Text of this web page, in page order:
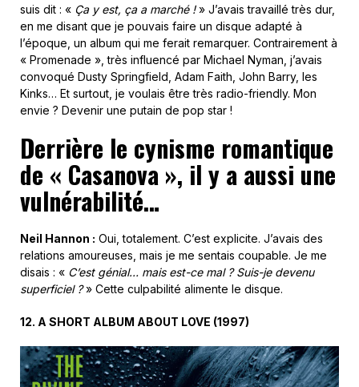
suis dit : « Ça y est, ça a marché !» J’avais travaillé très dur,
en me disant que je pouvais faire un disque adapté à
l’époque, un album qui me ferait remarquer. Contrairement à
« Promenade », très influencé par Michael Nyman, j’avais
convoqué Dusty Springfield, Adam Faith, John Barry, les
Kinks… Et surtout, je voulais être très radio-friendly. Mon
envie ? Devenir une putain de pop star !
Derrière le cynisme romantique
de « Casanova », il y a aussi une
vulnérabilité…
Neil Hannon : Oui, totalement. C’est explicite. J’avais des
relations amoureuses, mais je me sentais coupable. Je me
disais : « C’est génial… mais est-ce mal ? Suis-je devenu
superficiel ?» Cette culpabilité alimente le disque.
12. A SHORT ALBUM ABOUT LOVE (1997)